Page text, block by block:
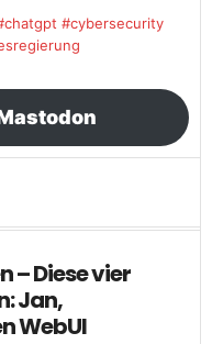
#cybersecurity
– Diese vier
Jan,
WebUI